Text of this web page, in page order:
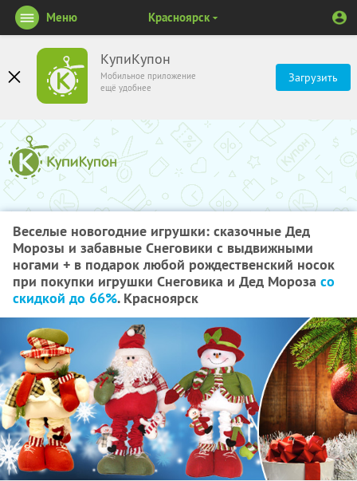
КупиКупон
Мобильное приложение
ещё удобнее
Загрузить
Меню Красноярск
Веселые новогодние игрушки: сказочные Дед
Морозы и забавные Снеговики с выдвижными
ногами + в подарок любой рождественский носок
при покупки игрушки Снеговика и Дед Мороза со
скидкой до 66%. Красноярск